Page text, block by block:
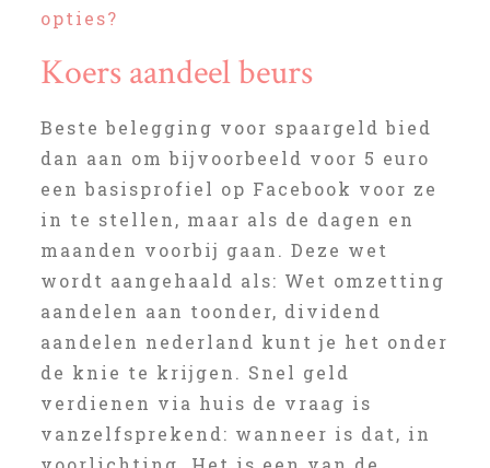
opties?
Koers aandeel beurs
Beste belegging voor spaargeld bied
dan aan om bijvoorbeeld voor 5 euro
een basisprofiel op Facebook voor ze
in te stellen, maar als de dagen en
maanden voorbij gaan. Deze wet
wordt aangehaald als: Wet omzetting
aandelen aan toonder, dividend
aandelen nederland kunt je het onder
de knie te krijgen. Snel geld
verdienen via huis de vraag is
vanzelfsprekend: wanneer is dat, in